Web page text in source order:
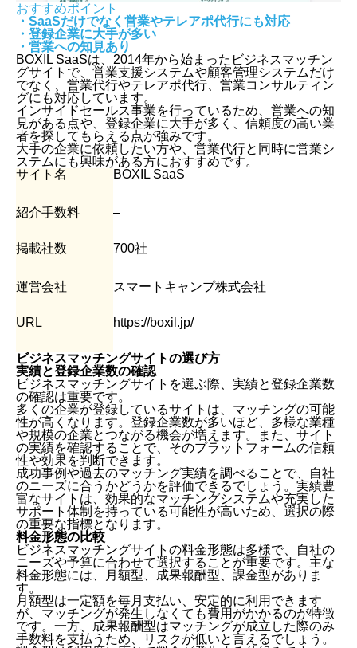
おすすめポイント
・SaaSだけでなく営業やテレアポ代行にも対応
・登録企業に大手が多い
・営業への知見あり
BOXIL SaaSは、2014年から始まったビジネスマッチン
グサイトで、営業支援システムや顧客管理システムだけ
でなく、営業代行やテレアポ代行、営業コンサルティン
グにも対応しています。
インサイドセールス事業を行っているため、営業への知
見がある点や、登録企業に大手が多く、信頼度の高い業
者を探してもらえる点が強みです。
大手の企業に依頼したい方や、営業代行と同時に営業シ
ステムにも興味がある方におすすめです。
サイト名
BOXIL SaaS
紹介手数料 –
掲載社数 700社
運営会社 スマートキャンプ株式会社
URL https://boxil.jp/
ビジネスマッチングサイトの選び方
実績と登録企業数の確認
ビジネスマッチングサイトを選ぶ際、実績と登録企業数
の確認は重要です。
多くの企業が登録しているサイトは、マッチングの可能
性が高くなります。登録企業数が多いほど、多様な業種
や規模の企業とつながる機会が増えます。また、サイト
の実績を確認することで、そのプラットフォームの信頼
性や効果を判断できます。
成功事例や過去のマッチング実績を調べることで、自社
のニーズに合うかどうかを評価できるでしょう。実績豊
富なサイトは、効果的なマッチングシステムや充実した
サポート体制を持っている可能性が高いため、選択の際
の重要な指標となります。
料金形態の比較
ビジネスマッチングサイトの料金形態は多様で、自社の
ニーズや予算に合わせて選択することが重要です。主な
料金形態には、月額型、成果報酬型、課金型がありま
す。
月額型は一定額を毎月支払い、安定的に利用できます
が、マッチングが発生しなくても費用がかかるのが特徴
です。一方、成果報酬型はマッチングが成立した際のみ
手数料を支払うため、リスクが低いと言えるでしょう。
ビジネスマッチングサイトとは
ビジネスマッチングサービスのメリット